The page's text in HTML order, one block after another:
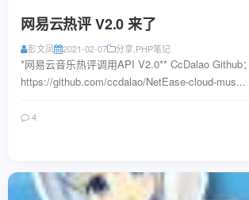
网易云热评 V2.0 来了
彭文凤 2021-02-07 分享 PHP笔记
*网易云音乐热评调用API V2.0** CcDalao Github：
https://github.com/ccdalao/NetEase-cloud-mus...
4